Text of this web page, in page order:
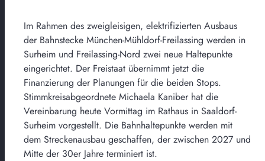
Im Rahmen des zweigleisigen, elektrifizierten Ausbaus
der Bahnstecke München-Mühldorf-Freilassing werden in
Surheim und Freilassing-Nord zwei neue Haltepunkte
eingerichtet. Der Freistaat übernimmt jetzt die
Finanzierung der Planungen für die beiden Stops.
Stimmkreisabgeordnete Michaela Kaniber hat die
Vereinbarung heute Vormittag im Rathaus in Saaldorf-
Surheim vorgestellt. Die Bahnhaltepunkte werden mit
dem Streckenausbau geschaffen, der zwischen 2027 und
Mitte der 30er Jahre terminiert ist.